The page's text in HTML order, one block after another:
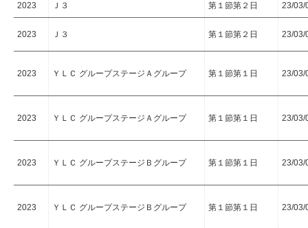
2023 Ｊ３ 第１節第２日 23/03/
2023 Ｊ３ 第１節第２日 23/03/
2023 ＹＬＣ グループステージＡグループ 第１節第１日 23/03/
2023 ＹＬＣ グループステージＡグループ 第１節第１日 23/03/
2023 ＹＬＣ グループステージＢグループ 第１節第１日 23/03/
2023 ＹＬＣ グループステージＢグループ 第１節第１日 23/03/